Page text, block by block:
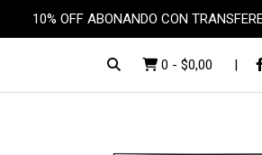
10% OFF ABONANDO CON
0 - $0,00